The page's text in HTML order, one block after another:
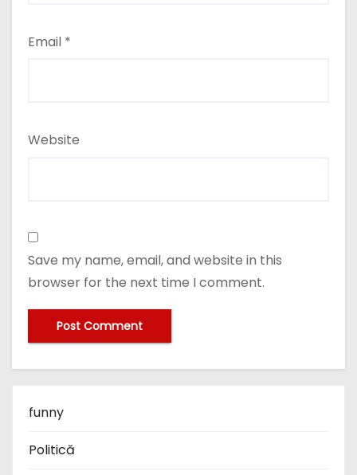
Email *
Website
Save my name, email, and website in this
browser for the next time I comment.
funny
Politică